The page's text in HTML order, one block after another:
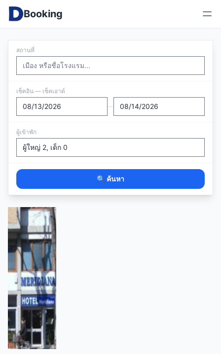
Booking
สถานที่
เช็คอิน — เช็คเอาต์
—
ผู้เข้าพัก
🔍 ค้นหา